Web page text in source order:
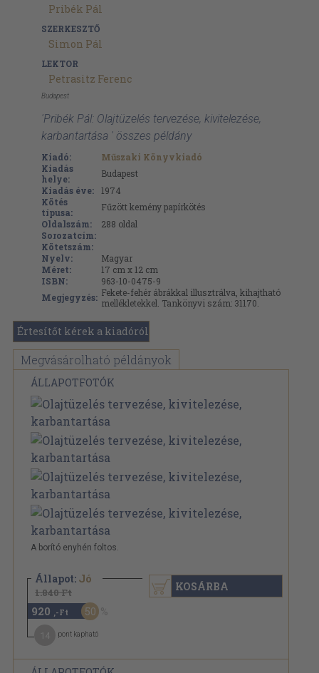
Pribék Pál
SZERKESZTŐ
Simon Pál
LEKTOR
Petrasitz Ferenc
Budapest
'Pribék Pál: Olajtüzelés tervezése, kivitelezése,
karbantartása ' összes példány
Kiadó:
Műszaki Könyvkiadó
Kiadás
helye:
Budapest
Kiadás éve:
1974
Kötés
típusa:
Fűzött kemény papírkötés
Oldalszám:
288 oldal
Sorozatcím:
Kötetszám:
Nyelv:
Magyar
Méret:
17 cm x 12 cm
ISBN:
963-10-0475-9
Megjegyzés: Fekete-fehér ábrákkal illusztrálva, kihajtható
mellékletekkel. Tankönyvi szám: 31170.
Értesítőt kérek a kiadóról
Megvásárolható példányok
ÁLLAPOTFOTÓK
A borító enyhén foltos.
Állapot: Jó
1.840 Ft
920 ,-Ft 50
pont kapható
KOSÁRBA